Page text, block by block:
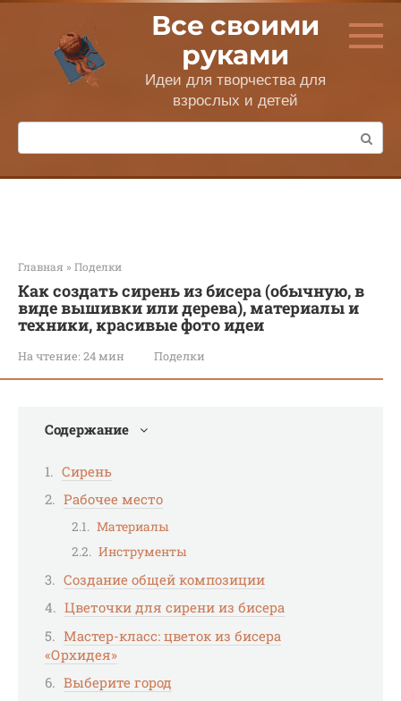
Перейти
контенту
Все своими
руками
Идеи для творчества для
взрослых и детей
Поиск:
Главная » Поделки
Как создать сирень из бисера (обычную, в
виде вышивки или дерева), материалы и
техники, красивые фото идеи
На чтение: 24 мин Поделки
Содержание
Сирень
Рабочее место
Материалы
Инструменты
Создание общей композиции
Цветочки для сирени из бисера
Мастер-класс: цветок из бисера
«Орхидея»
Выберите город